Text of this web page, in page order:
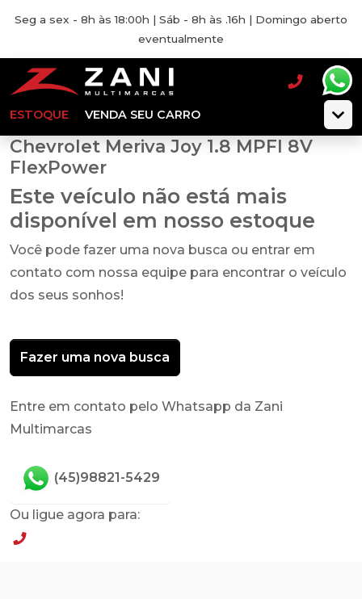
Seg a sex - 8h às 18:00h | Sáb - 8h às .16h | Domingo aberto
eventualmente
ESTOQUE VENDA SEU CARRO
Chevrolet Meriva Joy 1.8 MPFI 8V
FlexPower
Este veículo não está mais
disponível em nosso estoque
Você pode fazer uma nova busca ou entrar em
contato com nossa equipe para encontrar o veículo
dos seus sonhos!
Fazer uma nova busca
Entre em contato pelo Whatsapp da Zani
Multimarcas
(45)98821-5429
Ou ligue agora para: